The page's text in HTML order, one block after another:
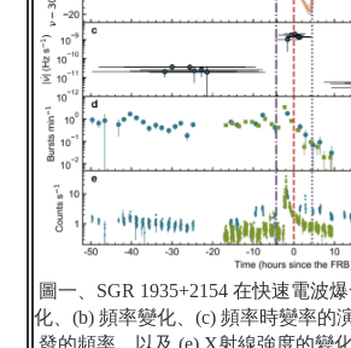
圖一、 SGR 1935+2154 在快速電波
化、 (b) 頻率變化、 (c) 頻率時變率的
發的頻率、以及 (e) X射線強度的變